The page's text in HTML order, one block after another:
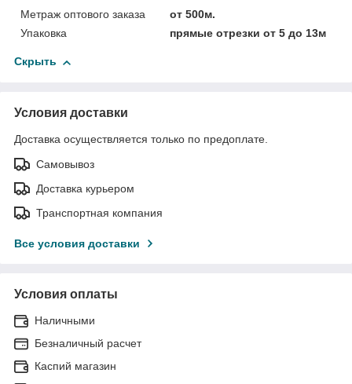
Метраж оптового заказа
от 500м.
Упаковка
прямые отрезки от 5 до 13м
Скрыть
Условия доставки
Доставка осуществляется только по предоплате.
Самовывоз
Доставка курьером
Транспортная компания
Все условия доставки
Условия оплаты
Наличными
Безналичный расчет
Каспий магазин